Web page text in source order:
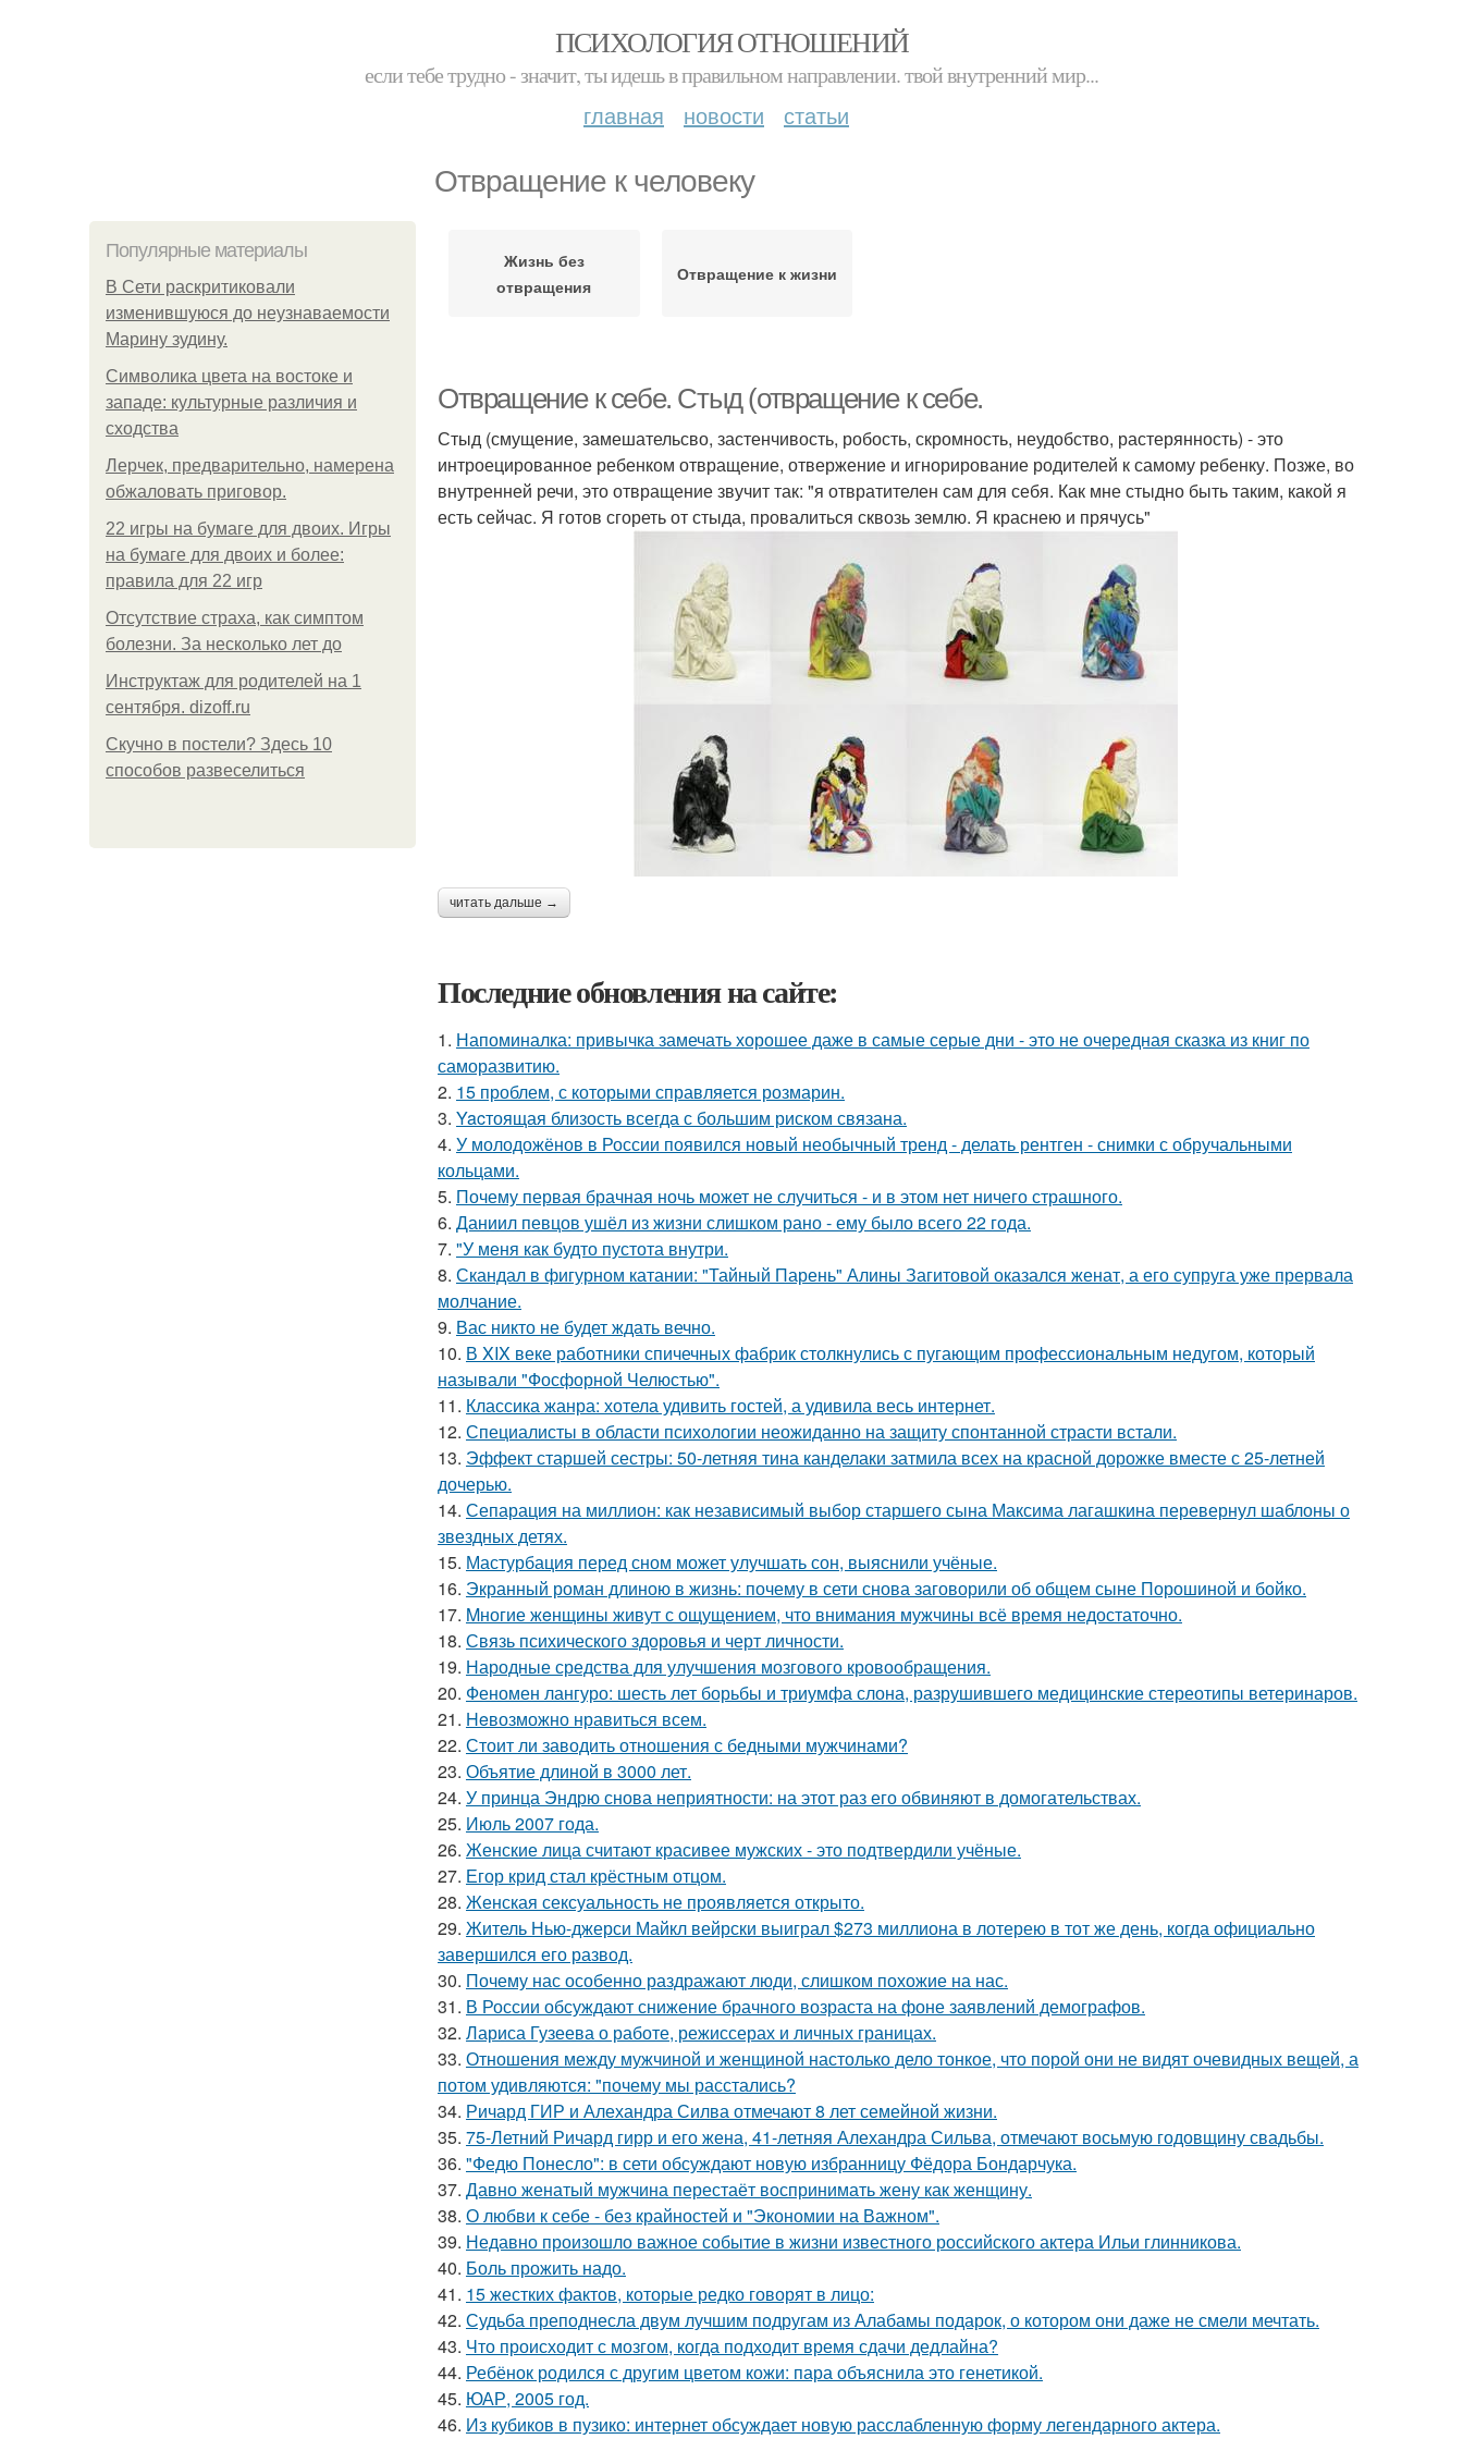
ПСИХОЛОГИЯ ОТНОШЕНИЙ
если тебе трудно - значит, ты идешь в правильном направлении. твой внутренний мир...
главная новости статьи
Отвращение к человеку
Популярные материалы
В Сети раскритиковали
изменившуюся до неузнаваемости
Марину зудину.
Символика цвета на востоке и
западе: культурные различия и
сходства
Лерчек, предварительно, намерена
обжаловать приговор.
22 игры на бумаге для двоих. Игры
на бумаге для двоих и более:
правила для 22 игр
Отсутствие страха, как симптом
болезни. За несколько лет до
Инструктаж для родителей на 1
сентября. dizoff.ru
Скучно в постели? Здесь 10
способов развеселиться
Жизнь без
отвращения
Отвращение к жизни
Отвращение к себе. Стыд (отвращение к себе.
Стыд (смущение, замешательсво, застенчивость, робость, скромность, неудобство, растерянность) - это
интроецированное ребенком отвращение, отвержение и игнорирование родителей к самому ребенку. Позже, во
внутренней речи, это отвращение звучит так: "я отвратителен сам для себя. Как мне стыдно быть таким, какой я
есть сейчас. Я готов сгореть от стыда, провалиться сквозь землю. Я краснею и прячусь"
читать дальше →
Последние обновления на сайте:
1. Напоминалка: привычка замечать хорошее даже в самые серые дни - это не очередная сказка из книг по
саморазвитию.
2. 15 проблем, с которыми справляется розмарин.
3. Yacтоящая близость всегда с большим риском связана.
4. У молодожёнов в России появился новый необычный тренд - делать рентген - снимки с обручальными
кольцами.
5. Почему первая брачная ночь может не случиться - и в этом нет ничего страшного.
6. Даниил певцов ушёл из жизни слишком рано - ему было всего 22 года.
7. "У меня как будто пустота внутри.
8. Скандал в фигурном катании: "Тайный Парень" Алины Загитовой оказался женат, а его супруга уже прервала
молчание.
9. Вас никто не будет ждать вечно.
10. В XIX веке работники спичечных фабрик столкнулись с пугающим профессиональным недугом, который
называли "Фосфорной Челюстью".
11. Классика жанра: хотела удивить гостей, а удивила весь интернет.
12. Специалисты в области психологии неожиданно на защиту спонтанной страсти встали.
13. Эффект старшей сестры: 50-летняя тина канделаки затмила всех на красной дорожке вместе с 25-летней
дочерью.
14. Сепарация на миллион: как независимый выбор старшего сына Максима лагашкина перевернул шаблоны о
звездных детях.
15. Мастурбация перед сном может улучшать сон, выяснили учёные.
16. Экранный роман длиною в жизнь: почему в сети снова заговорили об общем сыне Порошиной и бойко.
17. Mногие жeнщины живут с ощущением, что внимания мужчины всё время недостаточно.
18. Связь психического здоровья и черт личности.
19. Народные средства для улучшения мозгового кровообращения.
20. Феномен лангуро: шесть лет борьбы и триумфа слона, разрушившего медицинские стереотипы ветеринаров.
21. Heвозможно нравиться всем.
22. Стоит ли заводить отношения с бедными мужчинами?
23. Объятие длиной в 3000 лет.
24. У принца Эндрю снова неприятности: на этот раз его обвиняют в домогательствах.
25. Июль 2007 года.
26. Женские лица считают красивее мужских - это подтвердили учёные.
27. Егор крид стал крёстным отцом.
28. Женская сексуальность не проявляется открыто.
29. Житель Нью-джерси Майкл вейрски выиграл $273 миллиона в лотерею в тот же день, когда официально
завершился его развод.
30. Почему нас особенно раздражают люди, слишком похожие на нас.
31. В России обсуждают снижение брачного возраста на фоне заявлений демографов.
32. Лариса Гузеева о работе, режиссерах и личных границах.
33. Отношения между мужчиной и женщиной настолько дело тонкое, что порой они не видят очевидных вещей, а
потом удивляются: "почему мы расстались?
34. Ричард ГИР и Алехандра Силва отмечают 8 лет семейной жизни.
35. 75-Летний Ричард гирр и его жена, 41-летняя Алехандра Сильва, отмечают восьмую годовщину свадьбы.
36. "Федю Понесло": в сети обсуждают новую избранницу Фёдора Бондарчука.
37. Давно женатый мужчина перестаёт воспринимать жену как женщину.
38. О любви к себе - без крайностей и "Экономии на Важном".
39. Недавно произошло важное событие в жизни известного российского актера Ильи глинникова.
40. Боль прожить надо.
41. 15 жестких фактов, которые редко говорят в лицо:
42. Судьба преподнесла двум лучшим подругам из Алабамы подарок, о котором они даже не смели мечтать.
43. Что происходит с мозгом, когда подходит время сдачи дедлайна?
44. Ребёнок родился с другим цветом кожи: пара объяснила это генетикой.
45. ЮАР, 2005 год.
46. Из кубиков в пузико: интернет обсуждает новую расслабленную форму легендарного актера.